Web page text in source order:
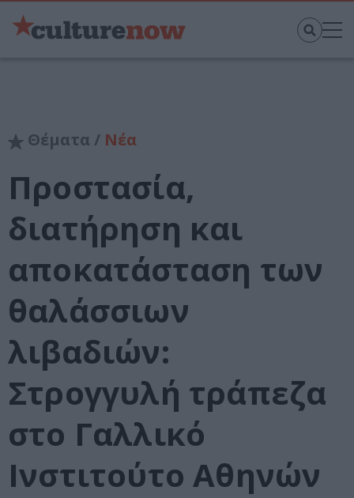
Θέματα / Νέα
Προστασία,
διατήρηση και
αποκατάσταση των
θαλάσσιων
λιβαδιών:
Στρογγυλή τράπεζα
στο Γαλλικό
Ινστιτούτο Αθηνών